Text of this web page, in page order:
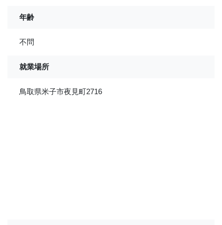
年齢
不問
就業場所
鳥取県米子市夜見町2716